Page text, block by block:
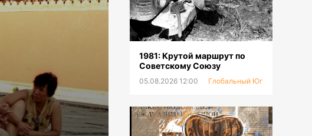
1981: Крутой маршрут по
Советскому Союзу
05.08.2026 12:00 Глобальный Юг